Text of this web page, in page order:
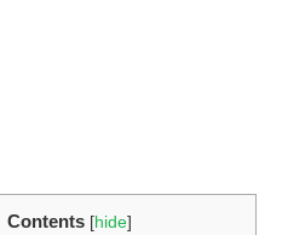
Contents [hide]